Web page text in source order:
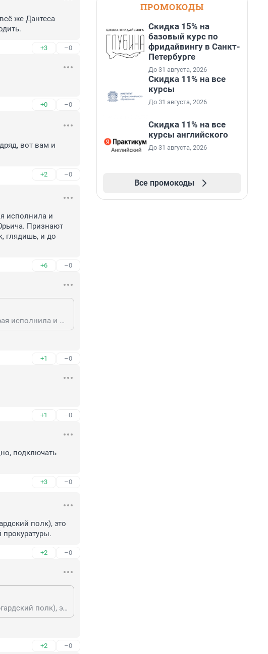
же Дантеса
+3 –0
+0 –0
вот вам и
+2 –0
исполнила и
Признают
глядишь, и до
+6 –0
Вроде там Бурляев утверждал, что это всё одна туса была, которая исполнила и Пушкина и Лермонтова. И Сергеича, говорит, они исполнили, и Юрьича. Признают серией, объединят в одно дело. Главное, не останавливаться. Так, глядишь, и до дела Каина с Авелем доберемся, там тоже недорасследовано.
+1 –0
+1 –0
подключать
+3 –0
полк), это
+2 –0
Не согласен. Поскольку Дантес был военнослужащим (Кавалергардский полк), это вопрос главного военного следственного управления и военной прокуратуры.
+2 –0
ПРОМОКОДЫ
Скидка 15% на
базовый курс по
фридайвингу в Санкт-
Петербурге
До 31 августа, 2026
Скидка 11% на все
курсы
До 31 августа, 2026
Скидка 11% на все
курсы английского
До 31 августа, 2026
Все промокоды